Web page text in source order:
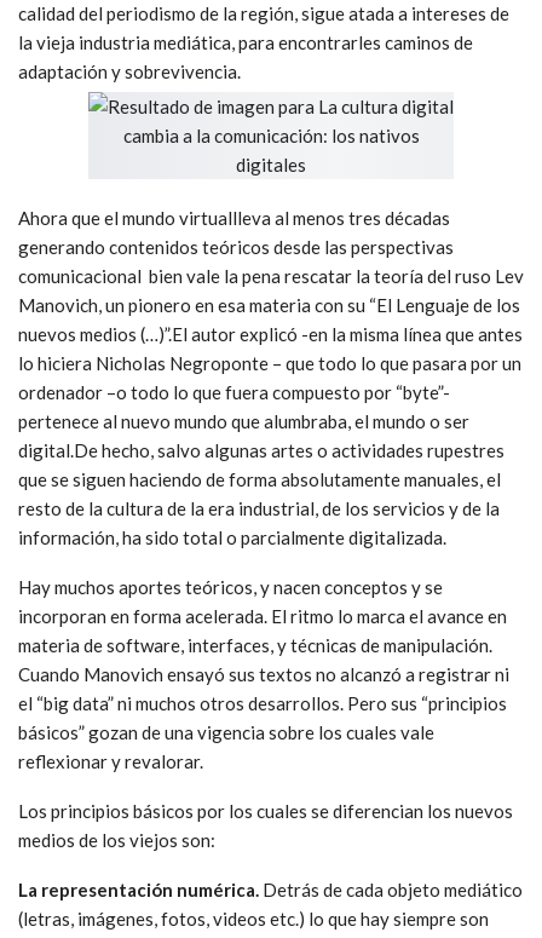
calidad del periodismo de la región, sigue atada a intereses de
la vieja industria mediática, para encontrarles caminos de
adaptación y sobrevivencia.
Ahora que el mundo virtuallleva al menos tres décadas
generando contenidos teóricos desde las perspectivas
comunicacional bien vale la pena rescatar la teoría del ruso Lev
Manovich, un pionero en esa materia con su “El Lenguaje de los
nuevos medios (…)”.El autor explicó -en la misma línea que antes
lo hiciera Nicholas Negroponte – que todo lo que pasara por un
ordenador –o todo lo que fuera compuesto por “byte”-
pertenece al nuevo mundo que alumbraba, el mundo o ser
digital.De hecho, salvo algunas artes o actividades rupestres
que se siguen haciendo de forma absolutamente manuales, el
resto de la cultura de la era industrial, de los servicios y de la
información, ha sido total o parcialmente digitalizada.
Hay muchos aportes teóricos, y nacen conceptos y se
incorporan en forma acelerada. El ritmo lo marca el avance en
materia de software, interfaces, y técnicas de manipulación.
Cuando Manovich ensayó sus textos no alcanzó a registrar ni
el “big data” ni muchos otros desarrollos. Pero sus “principios
básicos” gozan de una vigencia sobre los cuales vale
reflexionar y revalorar.
Los principios básicos por los cuales se diferencian los nuevos
medios de los viejos son:
La representación numérica. Detrás de cada objeto mediático
(letras, imágenes, fotos, videos etc.) lo que hay siempre son